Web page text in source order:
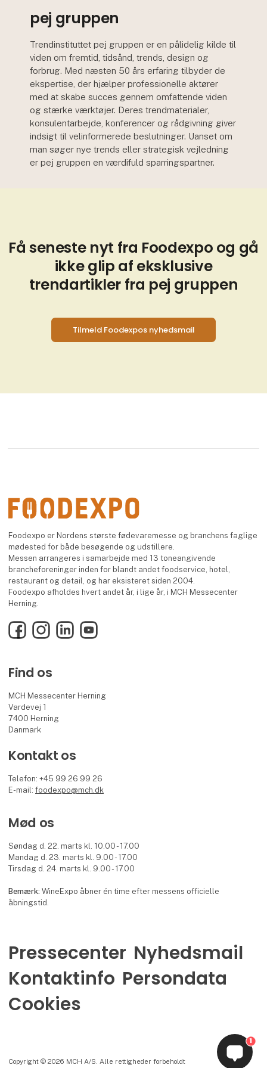
pej gruppen
Trendinstituttet pej gruppen er en pålidelig kilde til
viden om fremtid, tidsånd, trends, design og
forbrug. Med næsten 50 års erfaring tilbyder de
ekspertise, der hjælper professionelle aktører
med at skabe succes gennem omfattende viden
og stærke værktøjer. Deres trendmaterialer,
konsulentarbejde, konferencer og rådgivning giver
indsigt til velinformerede beslutninger. Uanset om
man søger nye trends eller strategisk vejledning
er pej gruppen en værdifuld sparringspartner.
Få seneste nyt fra Foodexpo og gå
ikke glip af eksklusive
trendartikler fra pej gruppen
Tilmeld Foodexpos nyhedsmail
Foodexpo er Nordens største fødevaremesse og branchens faglige
mødested for både besøgende og udstillere.
Messen arrangeres i samarbejde med 13 toneangivende
brancheforeninger inden for blandt andet foodservice, hotel,
restaurant og detail, og har eksisteret siden 2004.
Foodexpo afholdes hvert andet år, i lige år, i MCH Messecenter
Herning.
FacebookInstagramLinkedInYouTube
Find os
MCH Messecenter Herning
Vardevej 1
7400 Herning
Danmark
Kontakt os
Telefon: +45 99 26 99 26
E-mail:foodexpo@mch.dk
Mød os
Søndag d. 22. marts kl. 10.00 - 17.00
Mandag d. 23. marts kl. 9.00 - 17.00
Tirsdag d. 24. marts kl. 9.00 - 17.00
Bemærk:WineExpo åbner én time efter messens officielle
åbningstid.
Pressecenter Nyhedsmail
Kontaktinfo Persondata
Cookies
Copyright © 2026 MCH A/S. Alle rettigheder forbeholdt
1